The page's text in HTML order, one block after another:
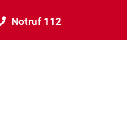
Notruf 112